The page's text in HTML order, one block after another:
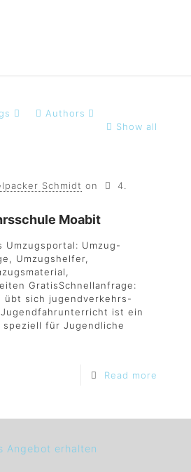
Authors
Show all
Schmidt on
4.
Moabit
Umzugsportal: Umzug-
Umzugshelfer,
GratisSchnellanfrage:
übt sich jugendverkehrs-
ist ein
speziell für Jugendliche
Read more
Angebot erhalten